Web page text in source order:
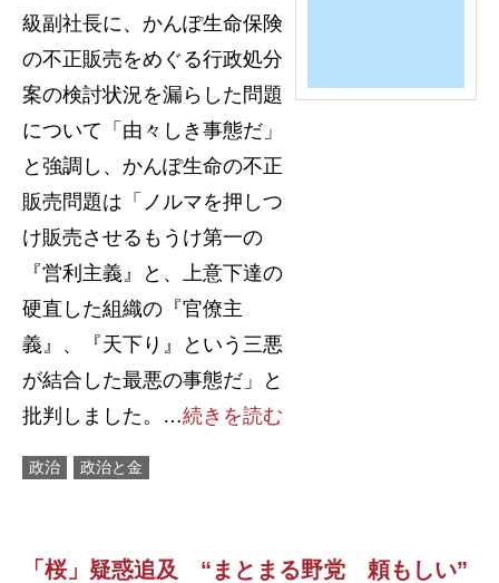
級副社長に、かんぽ生命保険
の不正販売をめぐる行政処分
案の検討状況を漏らした問題
について「由々しき事態だ」
と強調し、かんぽ生命の不正
販売問題は「ノルマを押しつ
け販売させるもうけ第一の
『営利主義』と、上意下達の
硬直した組織の『官僚主
義』、『天下り』という三悪
が結合した最悪の事態だ」と
批判しました。…続きを読む
政治 政治と金
「桜」疑惑追及 “まとまる野党 頼もしい”